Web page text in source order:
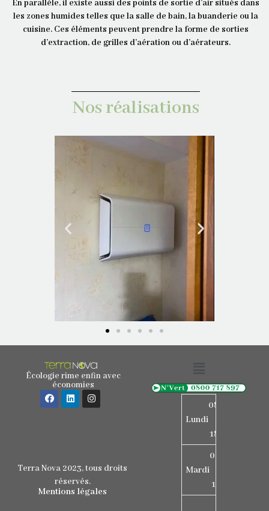
En parallèle, il existe aussi des points de sortie d’air situés dans
les zones humides telles que la salle de bain, la buanderie ou la
cuisine. Ces éléments peuvent prendre la forme de sorties
d’extraction, de grilles d’aération ou d’aérateurs.
Nos réalisations
Écologie rime enfin avec
économies
Terra Nova 2023, tous droits
réservés.
Mentions légales
Lundi
08h15
18h15
Mardi
08h15
17h15